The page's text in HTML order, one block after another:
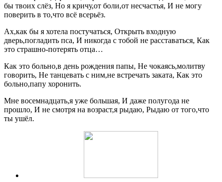
бы твоих слёз, Но я кричу,от боли,от несчастья, И не могу
поверить в то,что всё всерьёз.
Ах,как бы я хотела постучаться, Открыть входную
дверь,погладить пса, И никогда с тобой не расставаться, Как
это страшно-потерять отца…
Как это больно,в день рождения папы, Не чокаясь,молитву
говорить, Не танцевать с ним,не встречать заката, Как это
больно,папу хоронить.
Мне восемнадцать,я уже большая, И даже полугода не
прошло, И не смотря на возраст,я рыдаю, Рыдаю от того,что
ты ушёл.